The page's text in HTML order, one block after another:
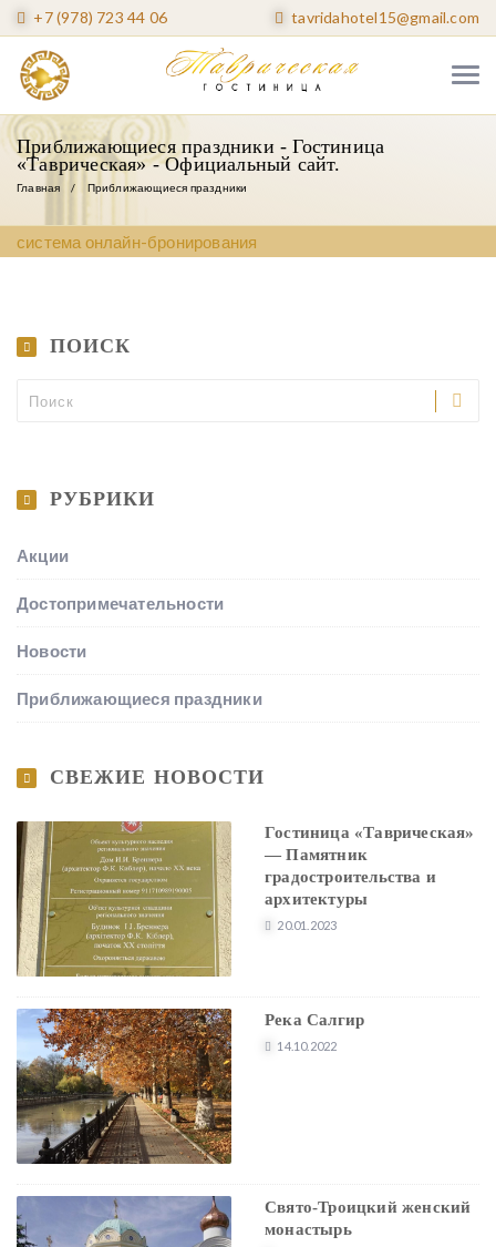
+7 (978) 723 44 06 tavridahotel15@gmail.com
Приближающиеся праздники - Гостиница
«Таврическая» - Официальный сайт.
Главная Приближающиеся праздники
система онлайн-бронирования
ПОИСК
РУБРИКИ
Акции
Достопримечательности
Новости
Приближающиеся праздники
СВЕЖИЕ НОВОСТИ
Гостиница «Таврическая»
— Памятник
градостроительства и
архитектуры
20.01.2023
Река Салгир
14.10.2022
Свято-Троицкий женский
монастырь